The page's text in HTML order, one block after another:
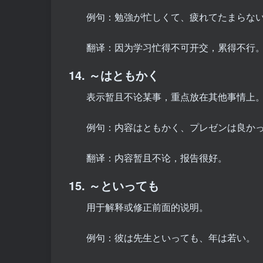
例句：勉強が忙しくて、疲れてたまらない
翻译：因为学习忙得不可开交，累得不行。
14. ～はともかく
表示暂且不论某事，重点放在其他事情上。
例句：内容はともかく、プレゼンは良かっ
翻译：内容暂且不论，报告很好。
15. ～といっても
用于解释或修正前面的说明。
例句：彼は先生といっても、年は若い。